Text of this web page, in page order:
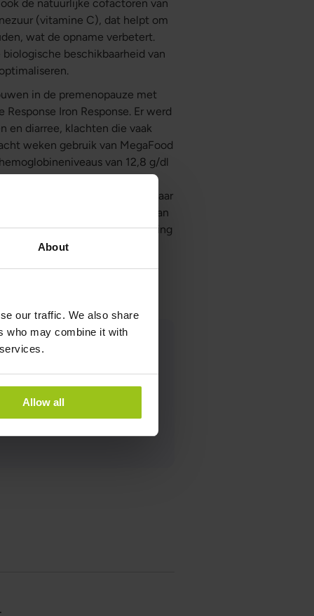
About
our traffic. We also share
who may combine it with
Allow all
de natuurlijke cofactoren van
(vitamine C), dat helpt om
wat de opname verbetert.
beschikbaarheid van
in de premenopauze met
Iron Response. Er werd
en diarree, klachten die vaak
weken gebruik van MegaFood
van 12,8 g/dl
21,1 μg/l en de totale
daalde van 2,8 naar
vastgesteld. De studie toont aan
ondanks een lagere dosering
het de veelvoorkomende